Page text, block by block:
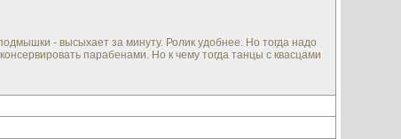
- высыхает за минуту. Ролик удобнее. Но тогда надо
парабенами. Но к чему тогда танцы с квасцами